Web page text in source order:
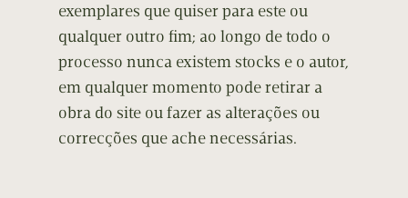
exemplares que quiser para este ou
qualquer outro fim; ao longo de todo o
processo nunca existem stocks e o autor,
em qualquer momento pode retirar a
obra do site ou fazer as alterações ou
correcções que ache necessárias.